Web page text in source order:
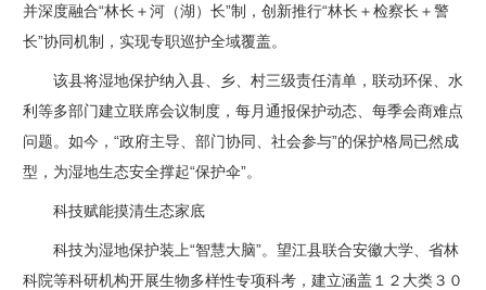
并深度融合“林长＋河（湖）长”制，创新推行“林长＋检察长＋警
长”协同机制，实现专职巡护全域覆盖。
该县将湿地保护纳入县、乡、村三级责任清单，联动环保、水
利等多部门建立联席会议制度，每月通报保护动态、每季会商难点
问题。如今，“政府主导、部门协同、社会参与”的保护格局已然成
型，为湿地生态安全撑起“保护伞”。
科技赋能摸清生态家底
科技为湿地保护装上“智慧大脑”。 望江县联合安徽大学、省林
科院等科研机构开展生物多样性专项科考，建立涵盖１２大类３０